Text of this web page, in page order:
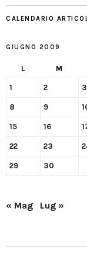
CALENDARIO
GIUGNO 2009
L M
1 2 3
8 9
15 16
22 23
29 30
« Mag Lug »